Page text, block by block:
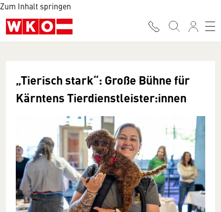
Zum Inhalt springen
„Tierisch stark“: Große Bühne für
Kärntens Tierdienstleister:innen